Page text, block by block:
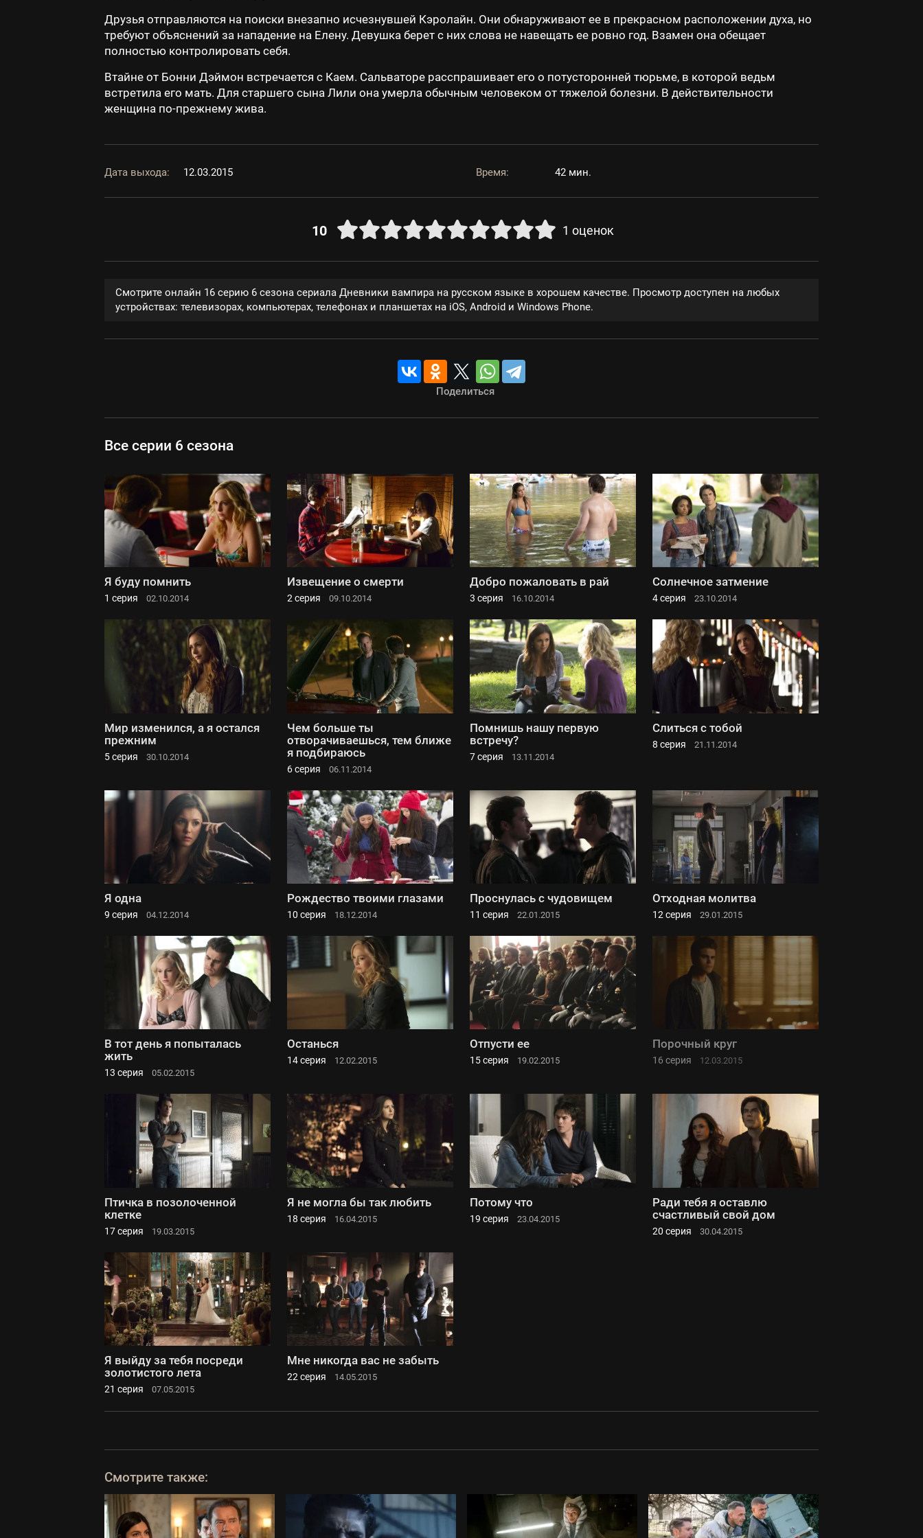
Друзья отправляются на поиски внезапно исчезнувшей Кэролайн. Они обнаруживают ее в прекрасном расположении духа, но
требуют объяснений за нападение на Елену. Девушка берет с них слова не навещать ее ровно год. Взамен она обещает
полностью контролировать себя.
Втайне от Бонни Дэймон встречается с Каем. Сальваторе расспрашивает его о потусторонней тюрьме, в которой ведьм
встретила его мать. Для старшего сына Лили она умерла обычным человеком от тяжелой болезни. В действительности
женщина по-прежнему жива.
Дата выхода: 12.03.2015 Время: 42 мин.
10 1 оценок
Смотрите онлайн 16 серию 6 сезона сериала Дневники вампира на русском языке в хорошем качестве. Просмотр доступен на любых
устройствах: телевизорах, компьютерах, телефонах и планшетах на iOS, Android и Windows Phone.
Поделиться
Все серии 6 сезона
Я буду помнить
1 серия 02.10.2014
Извещение о смерти
2 серия 09.10.2014
Добро пожаловать в рай
3 серия 16.10.2014
Солнечное затмение
4 серия 23.10.2014
Мир изменился, а я остался
прежним
5 серия 30.10.2014
Чем больше ты
отворачиваешься, тем ближе
я подбираюсь
6 серия 06.11.2014
Помнишь нашу первую
встречу?
7 серия 13.11.2014
Слиться с тобой
8 серия 21.11.2014
Я одна
9 серия 04.12.2014
Рождество твоими глазами
10 серия 18.12.2014
Проснулась с чудовищем
11 серия 22.01.2015
Отходная молитва
12 серия 29.01.2015
В тот день я попыталась
жить
13 серия 05.02.2015
Останься
14 серия 12.02.2015
Отпусти ее
15 серия 19.02.2015
Порочный круг
16 серия 12.03.2015
Птичка в позолоченной
клетке
17 серия 19.03.2015
Я не могла бы так любить
18 серия 16.04.2015
Потому что
19 серия 23.04.2015
Ради тебя я оставлю
счастливый свой дом
20 серия 30.04.2015
Я выйду за тебя посреди
золотистого лета
21 серия 07.05.2015
Мне никогда вас не забыть
22 серия 14.05.2015
Смотрите также: